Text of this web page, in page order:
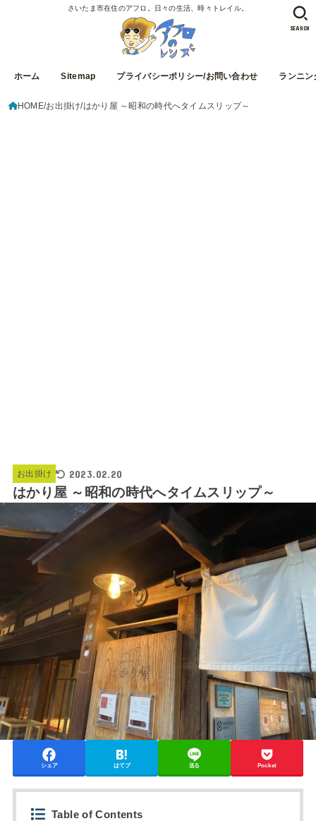
さいたま市在住のアフロ。日々の生活、時々トレイル。
ホーム Sitemap プライバシーポリシー/お問い合わせ ランニン
SEARCH
HOME お出掛け はかり屋 ～昭和の時代へタイムスリップ～
お出掛け 2023.02.20
はかり屋 ～昭和の時代へタイムスリップ～
シェア はてブ 送る Pocket
Table of Contents